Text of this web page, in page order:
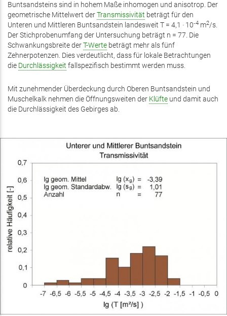
Buntsandsteins sind in hohem Maße inhomogen und anisotrop. Der
geometrische Mittelwert derTransmissivität beträgt für den
Unteren und Mittleren Buntsandstein landesweit T = 4,1 · 10‑4 m2/s.
Der Stichprobenumfang der Untersuchung beträgt n = 77. Die
Schwankungsbreite derT-Werte beträgt mehr als fünf
Zehnerpotenzen. Dies verdeutlicht, dass für lokale Betrachtungen
die Durchlässigkeit fallspezifisch bestimmt werden muss.
Mit zunehmender Überdeckung durch Oberen Buntsandstein und
Muschelkalk nehmen die Öffnungsweiten der Klüfte und damit auch
die Durchlässigkeit des Gebirges ab.